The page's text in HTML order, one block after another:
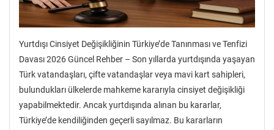
Yurtdışı Cinsiyet Değişikliğinin Türkiye’de Tanınması ve Tenfizi
Davası 2026 Güncel Rehber – Son yıllarda yurtdışında yaşayan
Türk vatandaşları, çifte vatandaşlar veya mavi kart sahipleri,
bulundukları ülkelerde mahkeme kararıyla cinsiyet değişikliği
yapabilmektedir. Ancak yurtdışında alınan bu kararlar,
Türkiye’de kendiliğinden geçerli sayılmaz. Bu kararların